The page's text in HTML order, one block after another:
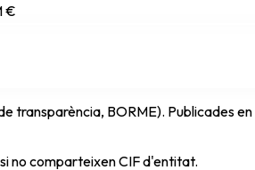
€
transparència, BORME). Publicades
no comparteixen CIF d'entitat.